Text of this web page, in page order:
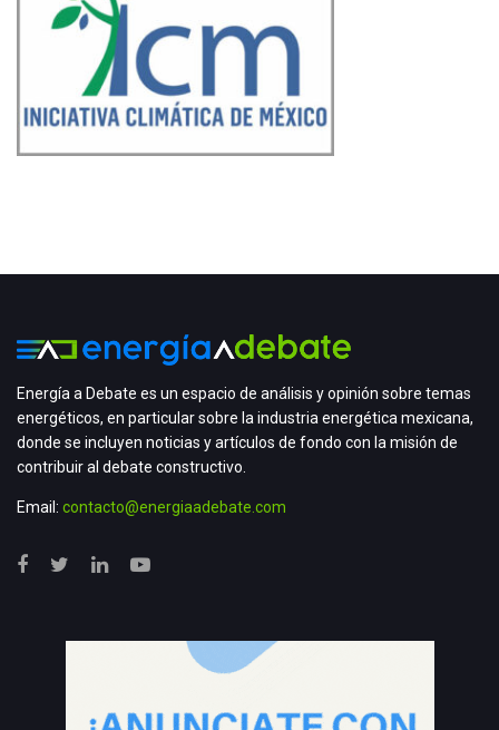
Energía a Debate es un espacio de análisis y opinión sobre temas
energéticos, en particular sobre la industria energética mexicana,
donde se incluyen noticias y artículos de fondo con la misión de
contribuir al debate constructivo.
Email: contacto@energiaadebate.com